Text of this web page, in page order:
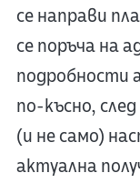
се направи
се поръча на
подробности
по-късно,
(и не само)
актуална